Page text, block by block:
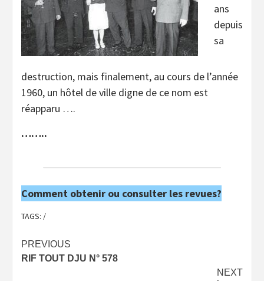
ans
depuis
sa
destruction, mais finalement, au cours de l’année
1960, un hôtel de ville digne de ce nom est
réapparu ….
……..
Comment obtenir ou consulter les revues?
TAGS: /
Post
navigation
PREVIOUS
RIF TOUT DJU N° 578
NEXT